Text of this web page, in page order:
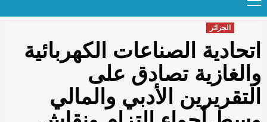
to
content
Menu
الجزائر
اتحادية الصناعات الكهربائية
والغازية تصادق على
التقريرين الأدبي والمالي